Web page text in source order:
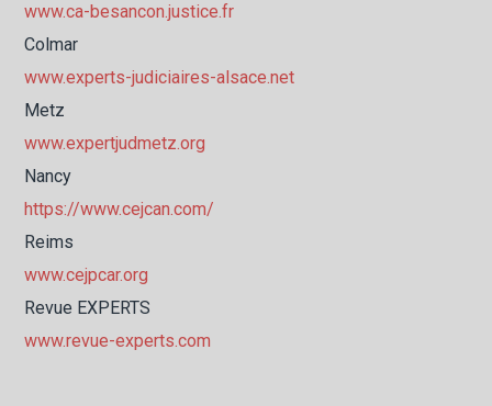
www.ca-besancon.justice.fr
Colmar
www.experts-judiciaires-alsace.net
Metz
www.expertjudmetz.org
Nancy
https://www.cejcan.com/
Reims
www.cejpcar.org
Revue EXPERTS
www.revue-experts.com